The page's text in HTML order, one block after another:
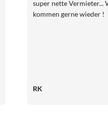
super nette Vermieter...
kommen gerne wieder !
RK